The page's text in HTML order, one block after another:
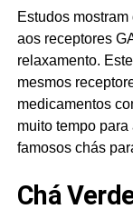
Estudos
aos receptores
relaxamento.
mesmos
medicamentos
muito tempo
famosos chás
Chá